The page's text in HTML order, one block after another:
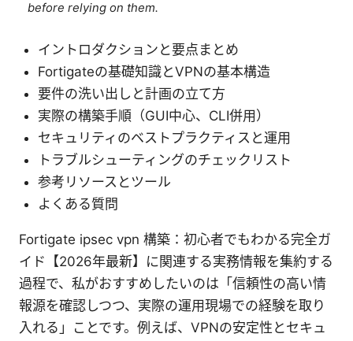
before relying on them.
イントロダクションと要点まとめ
Fortigateの基礎知識とVPNの基本構造
要件の洗い出しと計画の立て方
実際の構築手順（GUI中心、CLI併用）
セキュリティのベストプラクティスと運用
トラブルシューティングのチェックリスト
参考リソースとツール
よくある質問
Fortigate ipsec vpn 構築：初心者でもわかる完全ガ
イド【2026年最新】に関連する実務情報を集約する
過程で、私がおすすめしたいのは「信頼性の高い情
報源を確認しつつ、実際の運用現場での経験を取り
入れる」ことです。例えば、VPNの安定性とセキュ